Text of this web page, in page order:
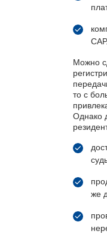
САР.
Можно
то с
Однако
же